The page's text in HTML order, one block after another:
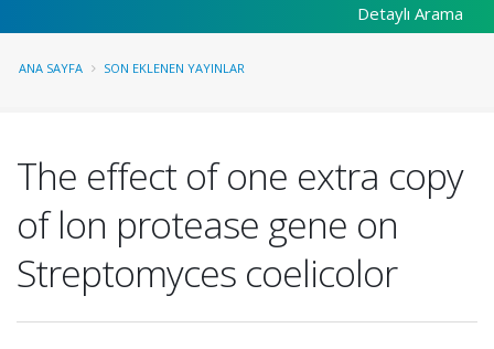
Detaylı Arama
ANA SAYFA SON EKLENEN YAYINLAR
The effect of one extra copy
of lon protease gene on
Streptomyces coelicolor